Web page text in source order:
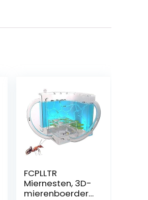
FCPLLTR
Miernesten, 3D-
mierenboerderij